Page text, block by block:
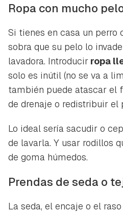
Ropa con mucho
Si tienes en casa un perro
sobra que su pelo lo
lavadora. Introducir ropa
solo es inútil (no se va a
también puede atascar el
de drenaje o redistribuir el
Lo ideal sería sacudir o
de lavarla. Y usar rodillos
de goma húmedos.
Prendas de seda o
La seda, el encaje o el